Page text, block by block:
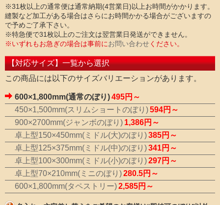
※31枚以上の通常便は通常納期(4営業日)以上お時間がかかります。
縫製など加工がある場合はさらにお時間かかる場合がございますの
で予めご了承下さい。
※特急便で31枚以上のご注文は翌営業日発送ができません。
※いずれもお急ぎの場合は事前にお問い合わせください。
【対応サイズ】一覧から選択
この商品には以下のサイズバリエーションがあります。
600×1,800mm(通常のぼり)495円～
450×1,500mm(スリムショートのぼり)594円～
900×2700mm(ジャンボのぼり) 1,386円～
卓上型150×450mm(ミドル(大)のぼり)385円～
卓上型125×375mm(ミドル(中)のぼり)341円～
卓上型100×300mm(ミドル(小)のぼり)297円～
卓上型70×210mm(ミニのぼり)280.5円～
600×1,800mm(タペストリー)2,585円～